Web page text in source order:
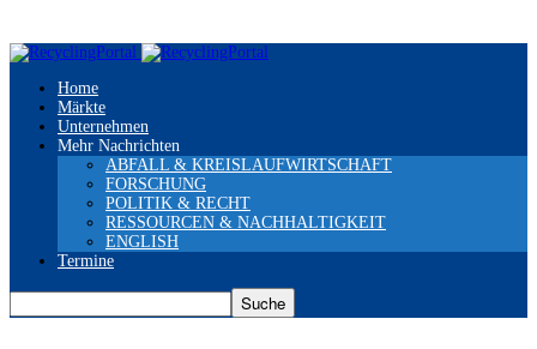
Home
Märkte
Unternehmen
Mehr Nachrichten
ABFALL & KREISLAUFWIRTSCHAFT
FORSCHUNG
POLITIK & RECHT
RESSOURCEN & NACHHALTIGKEIT
ENGLISH
Termine